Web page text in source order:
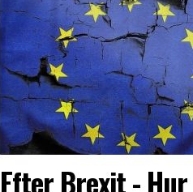
Efter Brexit - Hur